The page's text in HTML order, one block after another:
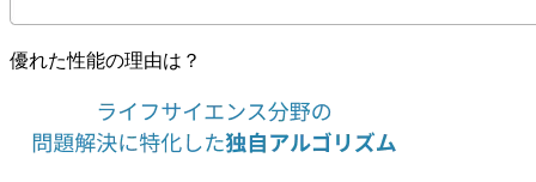
優れた性能の理由は？